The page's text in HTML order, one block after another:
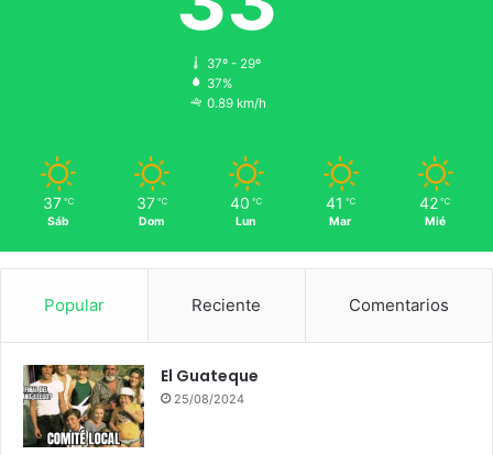
37º - 29º
37%
0.89 km/h
37 ℃
Sáb
37 ℃
Dom
40 ℃
Lun
41 ℃
Mar
42 ℃
Mié
Popular Reciente Comentarios
El Guateque
25/08/2024